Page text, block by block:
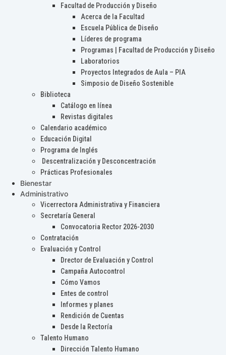
Facultad de Producción y Diseño
Acerca de la Facultad
Escuela Pública de Diseño
Líderes de programa
Programas | Facultad de Producción y Diseño
Laboratorios
Proyectos Integrados de Aula – PIA
Simposio de Diseño Sostenible
Biblioteca
Catálogo en línea
Revistas digitales
Calendario académico
Educación Digital
Programa de Inglés
Descentralización y Desconcentración
Prácticas Profesionales
Bienestar
Administrativo
Vicerrectora Administrativa y Financiera
Secretaría General
Convocatoria Rector 2026-2030
Contratación
Evaluación y Control
Drector de Evaluación y Control
Campaña Autocontrol
Cómo Vamos
Entes de control
Informes y planes
Rendición de Cuentas
Desde la Rectoría
Talento Humano
Dirección Talento Humano